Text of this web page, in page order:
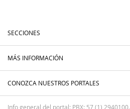
SECCIONES
MÁS INFORMACIÓN
CONOZCA NUESTROS PORTALES
Info general del portal: PBX: 57 (1) 2940100.